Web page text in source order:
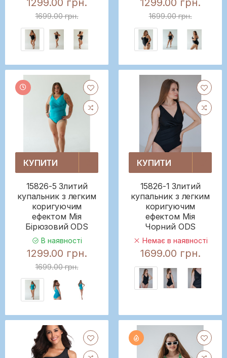
1299.00 грн.
1699.00 грн.
1299.00 грн.
1699.00 грн.
КУПИТИ
15826-5 Злитий
купальник з легким
коригуючим
ефектом Мія
Бірюзовий ODS
В наявності
1299.00 грн.
1699.00 грн.
КУПИТИ
15826-1 Злитий
купальник з легким
коригуючим
ефектом Мія
Чорний ODS
Немає в наявності
1699.00 грн.